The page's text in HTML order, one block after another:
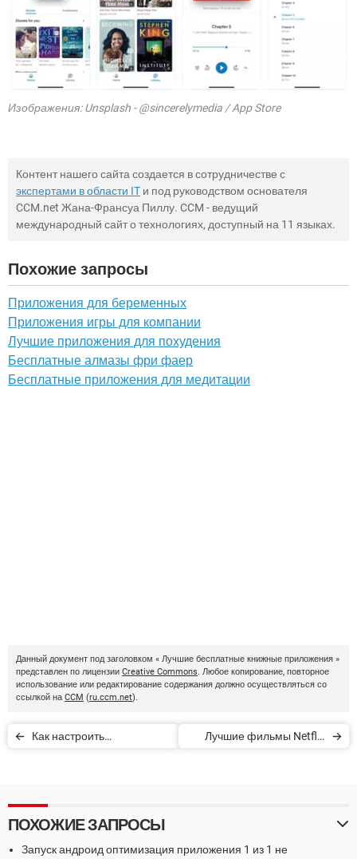
Изображения: Unsplash - @sincerelymedia / App Store
Контент нашего сайта создается в сотрудничестве с
экспертами в области IT и под руководством основателя
CCM.net Жана-Франсуа Пиллу. CCM - ведущий
международный сайт о технологиях, доступный на 11 языках.
Похожие запросы
Приложения для беременных
Приложения игры для компании
Лучшие приложения для похудения
Бесплатные алмазы фри фаер
Бесплатные приложения для медитации
Данный документ под заголовком « Лучшие бесплатные книжные приложения »
представлен по лицензии Creative Commons . Любое копирование, повторное
использование или редактирование содержания должно осуществляться со
ссылкой на CCM (ru.ccm.net).
Как настроить
Лучшие фильмы Netflix
ПОХОЖИЕ ЗАПРОСЫ
Запуск андроид оптимизация приложения 1 из 1 не